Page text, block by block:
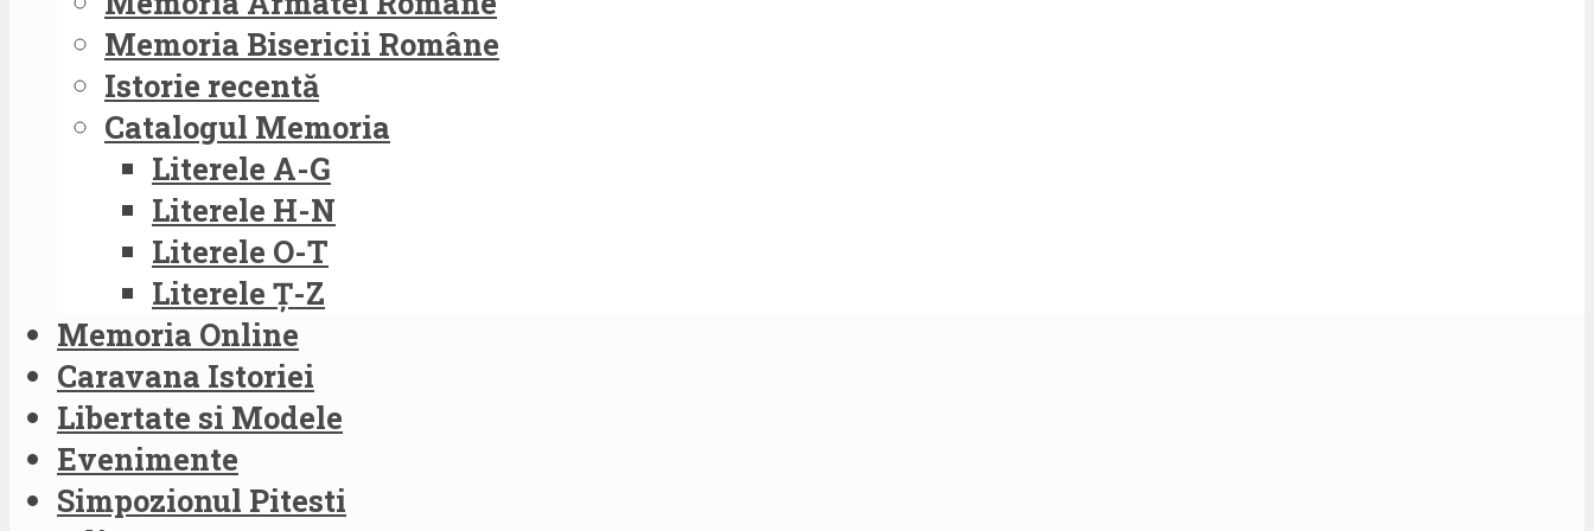
Memoria Bisericii Române
Istorie recentă
Catalogul Memoria
Literele A-G
Literele H-N
Literele O-T
Literele Ț-Z
Memoria Online
Caravana Istoriei
Libertate si Modele
Evenimente
Simpozionul Pitesti